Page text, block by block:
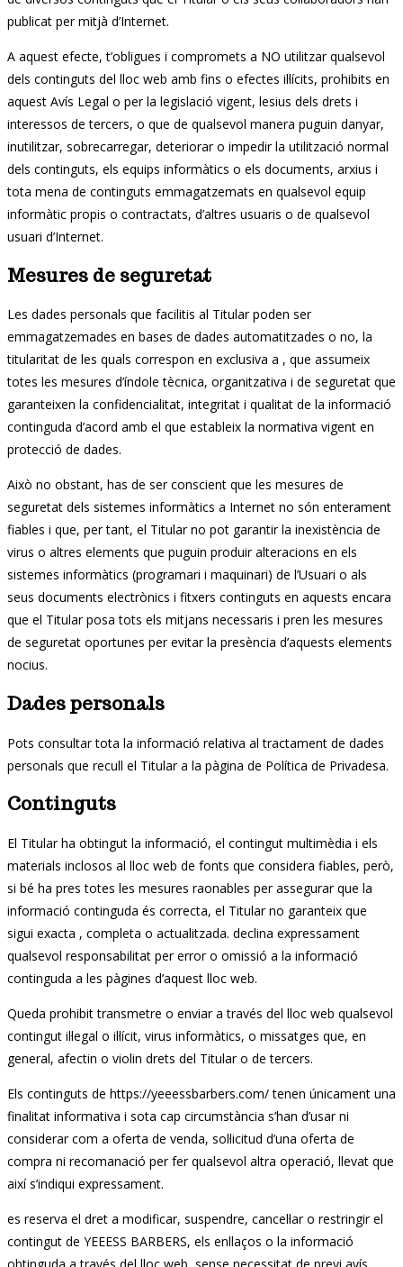
publicat per mitjà d’Internet.
A aquest efecte, t’obligues i compromets a NO utilitzar qualsevol
dels continguts del lloc web amb fins o efectes il·lícits, prohibits en
aquest Avís Legal o per la legislació vigent, lesius dels drets i
interessos de tercers, o que de qualsevol manera puguin danyar,
inutilitzar, sobrecarregar, deteriorar o impedir la utilització normal
dels continguts, els equips informàtics o els documents, arxius i
tota mena de continguts emmagatzemats en qualsevol equip
informàtic propis o contractats, d’altres usuaris o de qualsevol
usuari d’Internet.
Mesures de seguretat
Les dades personals que facilitis al Titular poden ser
emmagatzemades en bases de dades automatitzades o no, la
titularitat de les quals correspon en exclusiva a , que assumeix
totes les mesures d’índole tècnica, organitzativa i de seguretat que
garanteixen la confidencialitat, integritat i qualitat de la informació
continguda d’acord amb el que estableix la normativa vigent en
protecció de dades.
Això no obstant, has de ser conscient que les mesures de
seguretat dels sistemes informàtics a Internet no són enterament
fiables i que, per tant, el Titular no pot garantir la inexistència de
virus o altres elements que puguin produir alteracions en els
sistemes informàtics (programari i maquinari) de l’Usuari o als
seus documents electrònics i fitxers continguts en aquests encara
que el Titular posa tots els mitjans necessaris i pren les mesures
de seguretat oportunes per evitar la presència d’aquests elements
nocius.
Dades personals
Pots consultar tota la informació relativa al tractament de dades
personals que recull el Titular a la pàgina de Política de Privadesa.
Continguts
El Titular ha obtingut la informació, el contingut multimèdia i els
materials inclosos al lloc web de fonts que considera fiables, però,
si bé ha pres totes les mesures raonables per assegurar que la
informació continguda és correcta, el Titular no garanteix que
sigui exacta , completa o actualitzada. declina expressament
qualsevol responsabilitat per error o omissió a la informació
continguda a les pàgines d’aquest lloc web.
Queda prohibit transmetre o enviar a través del lloc web qualsevol
contingut il·legal o il·lícit, virus informàtics, o missatges que, en
general, afectin o violin drets del Titular o de tercers.
Els continguts de https://yeeessbarbers.com/ tenen únicament una
finalitat informativa i sota cap circumstància s’han d’usar ni
considerar com a oferta de venda, sol·licitud d’una oferta de
compra ni recomanació per fer qualsevol altra operació, llevat que
així s’indiqui expressament.
es reserva el dret a modificar, suspendre, cancel·lar o restringir el
contingut de YEEESS BARBERS, els enllaços o la informació